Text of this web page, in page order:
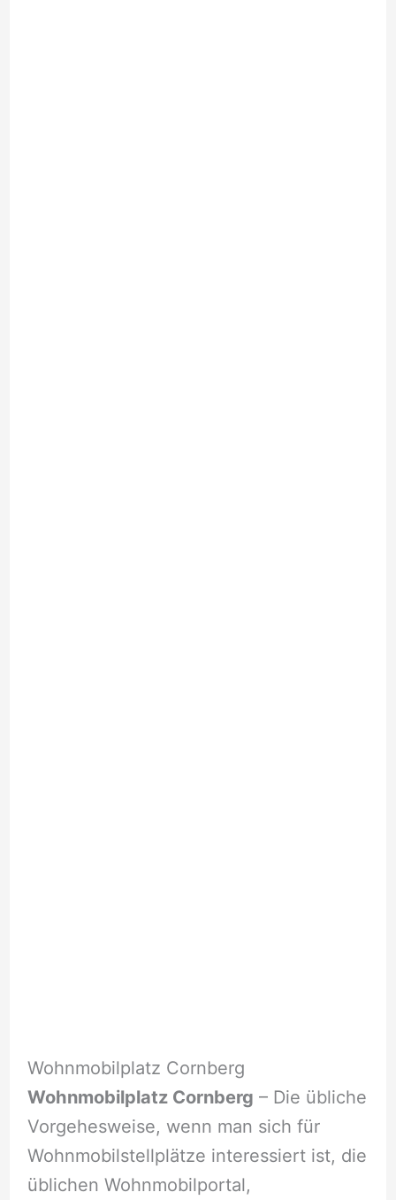
Wohnmobilplatz Cornberg
Wohnmobilplatz Cornberg – Die übliche
Vorgehesweise, wenn man sich für
Wohnmobilstellplätze interessiert ist, die
üblichen Wohnmobilportal,